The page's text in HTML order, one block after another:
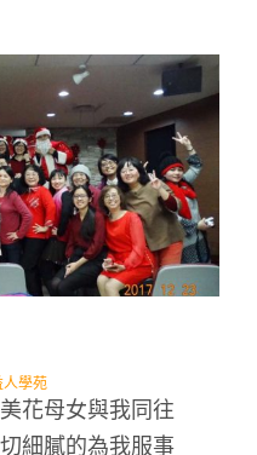
人學苑
花母女與我同往
細膩的為我服事